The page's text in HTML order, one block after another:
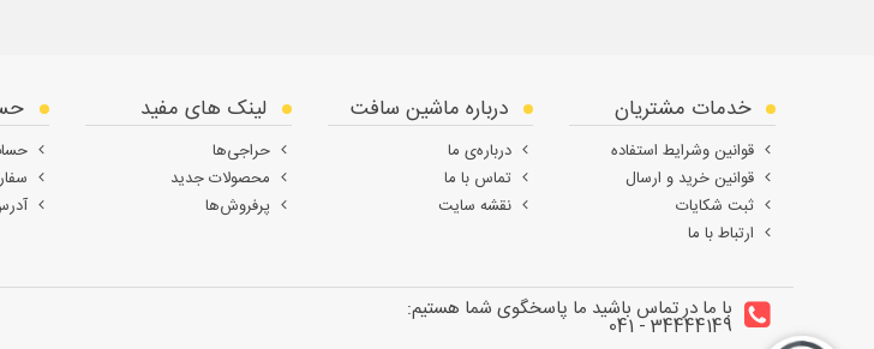
خدمات مشتریان
قوانین وشرایط استفاده
قوانین خرید و ارسال
ثبت شکایات
ارتباط با ما
درباره ماشین سافت
درباره‌ی ما
تماس با ما
نقشه سایت
لینک های مفید
حراجی‌ها
محصولات جدید
پرفروش‌ها
با ما در تماس باشید ما پاسخگوی شما هستیم:
34444149 - 041